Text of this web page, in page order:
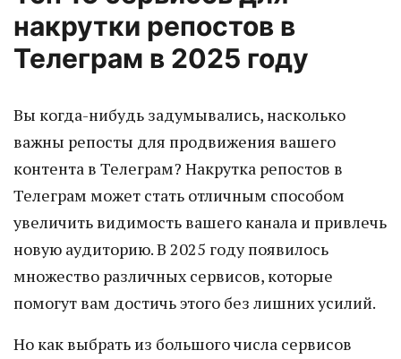
накрутки репостов в
Телеграм в 2025 году
Вы когда-нибудь задумывались, насколько
важны репосты для продвижения вашего
контента в Телеграм? Накрутка репостов в
Телеграм может стать отличным способом
увеличить видимость вашего канала и привлечь
новую аудиторию. В 2025 году появилось
множество различных сервисов, которые
помогут вам достичь этого без лишних усилий.
Но как выбрать из большого числа сервисов